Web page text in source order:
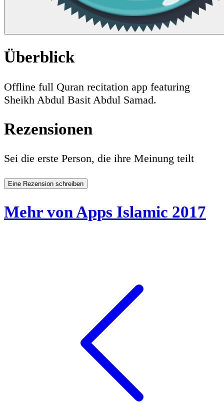
Überblick
Offline full Quran recitation app featuring
Sheikh Abdul Basit Abdul Samad.
Rezensionen
Sei die erste Person, die ihre Meinung teilt
Eine Rezension schreiben
Mehr von Apps Islamic 2017